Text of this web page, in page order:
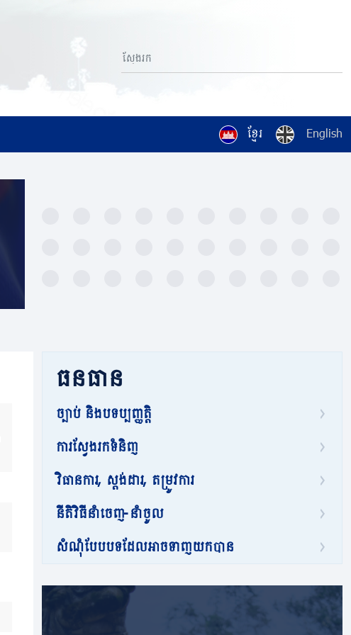
ខ្មែរ English
ធនធាន
ច្បាប់ និងបទប្បញ្ញត្តិ
ការស្វែងរកទំនិញ
វិធានការ, ស្តង់ដារ, តម្រូវការ
នីតិវិធីនាំចេញ-នាំចូល
សំណុំបែបបទដែលអាចទាញយកបាន